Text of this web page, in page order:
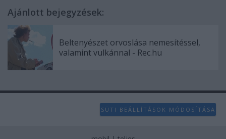
Ajánlott bejegyzések:
Beltenyészet orvoslása nemesítéssel,
valamint vulkánnal - Rec.hu
SÜTI BEÁLLÍTÁSOK MÓDOSÍTÁSA